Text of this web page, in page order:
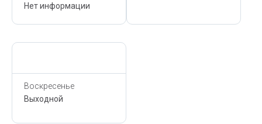
Нет информации
Воскресенье
Выходной